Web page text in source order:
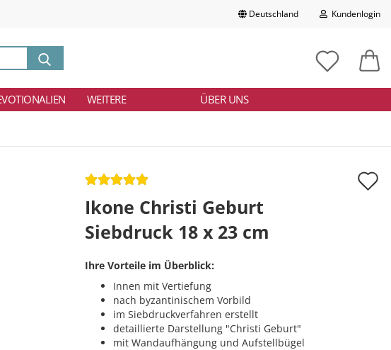
Deutschland Kundenlogin
E-Mail
Konto erstellen
Passwort vergessen?
eingeben
ÜBER UNS
WEITERE
Ikone Christi Geburt
Siebdruck 18 x 23 cm
Ihre Vorteile im Überblick:
Innen mit Vertiefung
nach byzantinischem Vorbild
im Siebdruckverfahren erstellt
detaillierte Darstellung "Christi Geburt"
mit Wandaufhängung und Aufstellbügel